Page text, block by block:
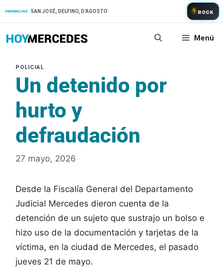
FARMACIAS: SAN JOSÉ, DELFINO, D'AGOSTO ROCK
Menú
Un detenido por
hurto y
defraudación
27 mayo, 2026
Desde la Fiscalía General del Departamento
Judicial Mercedes dieron cuenta de la
detención de un sujeto que sustrajo un bolso e
hizo uso de la documentación y tarjetas de la
víctima, en la ciudad de Mercedes, el pasado
jueves 21 de mayo.